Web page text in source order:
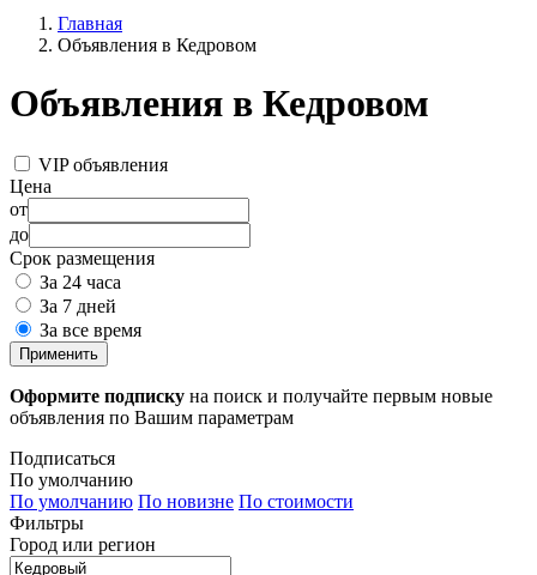
Главная
Объявления в Кедровом
Объявления в Кедровом
VIP объявления
Цена
от
до
Срок размещения
За 24 часа
За 7 дней
За все время
Применить
Оформите подписку на поиск и получайте первым новые
объявления по Вашим параметрам
Подписаться
По умолчанию
По умолчанию По новизне По стоимости
Фильтры
Город или регион